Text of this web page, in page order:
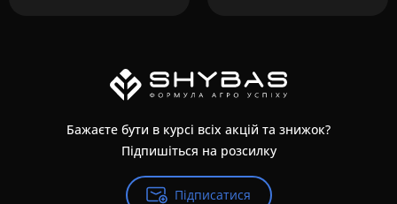
Бажаєте бути в курсі всіх акцій та знижок?
Підпишіться на розсилку
Підписатися